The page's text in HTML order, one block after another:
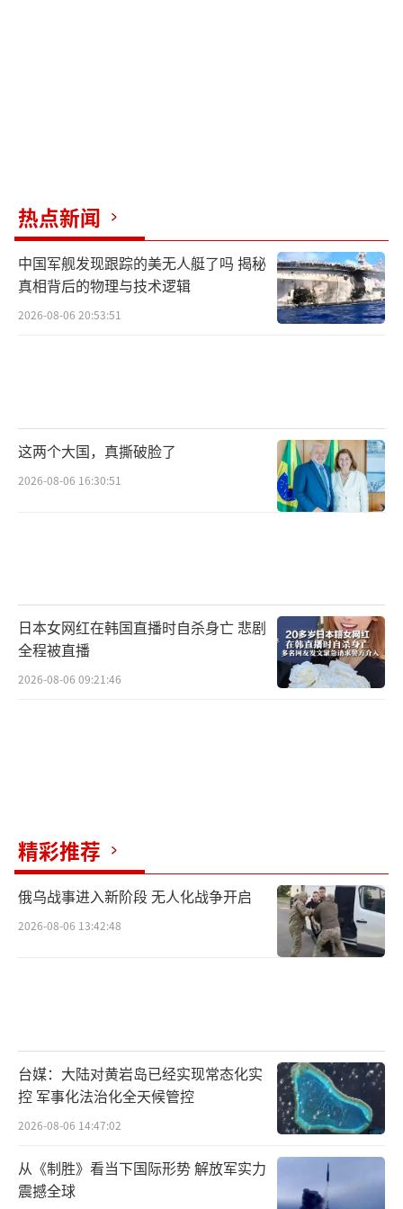
热点新闻
中国军舰发现跟踪的美无人艇了吗 揭秘
真相背后的物理与技术逻辑
2026-08-06 20:53:51
这两个大国，真撕破脸了
2026-08-06 16:30:51
日本女网红在韩国直播时自杀身亡 悲剧
全程被直播
2026-08-06 09:21:46
精彩推荐
俄乌战事进入新阶段 无人化战争开启
2026-08-06 13:42:48
台媒：大陆对黄岩岛已经实现常态化实
控 军事化法治化全天候管控
2026-08-06 14:47:02
从《制胜》看当下国际形势 解放军实力
震撼全球